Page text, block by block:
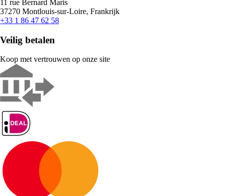
11 rue Bernard Maris
37270 Montlouis-sur-Loire, Frankrijk
+33 1 86 47 62 58
Veilig betalen
Koop met vertrouwen op onze site